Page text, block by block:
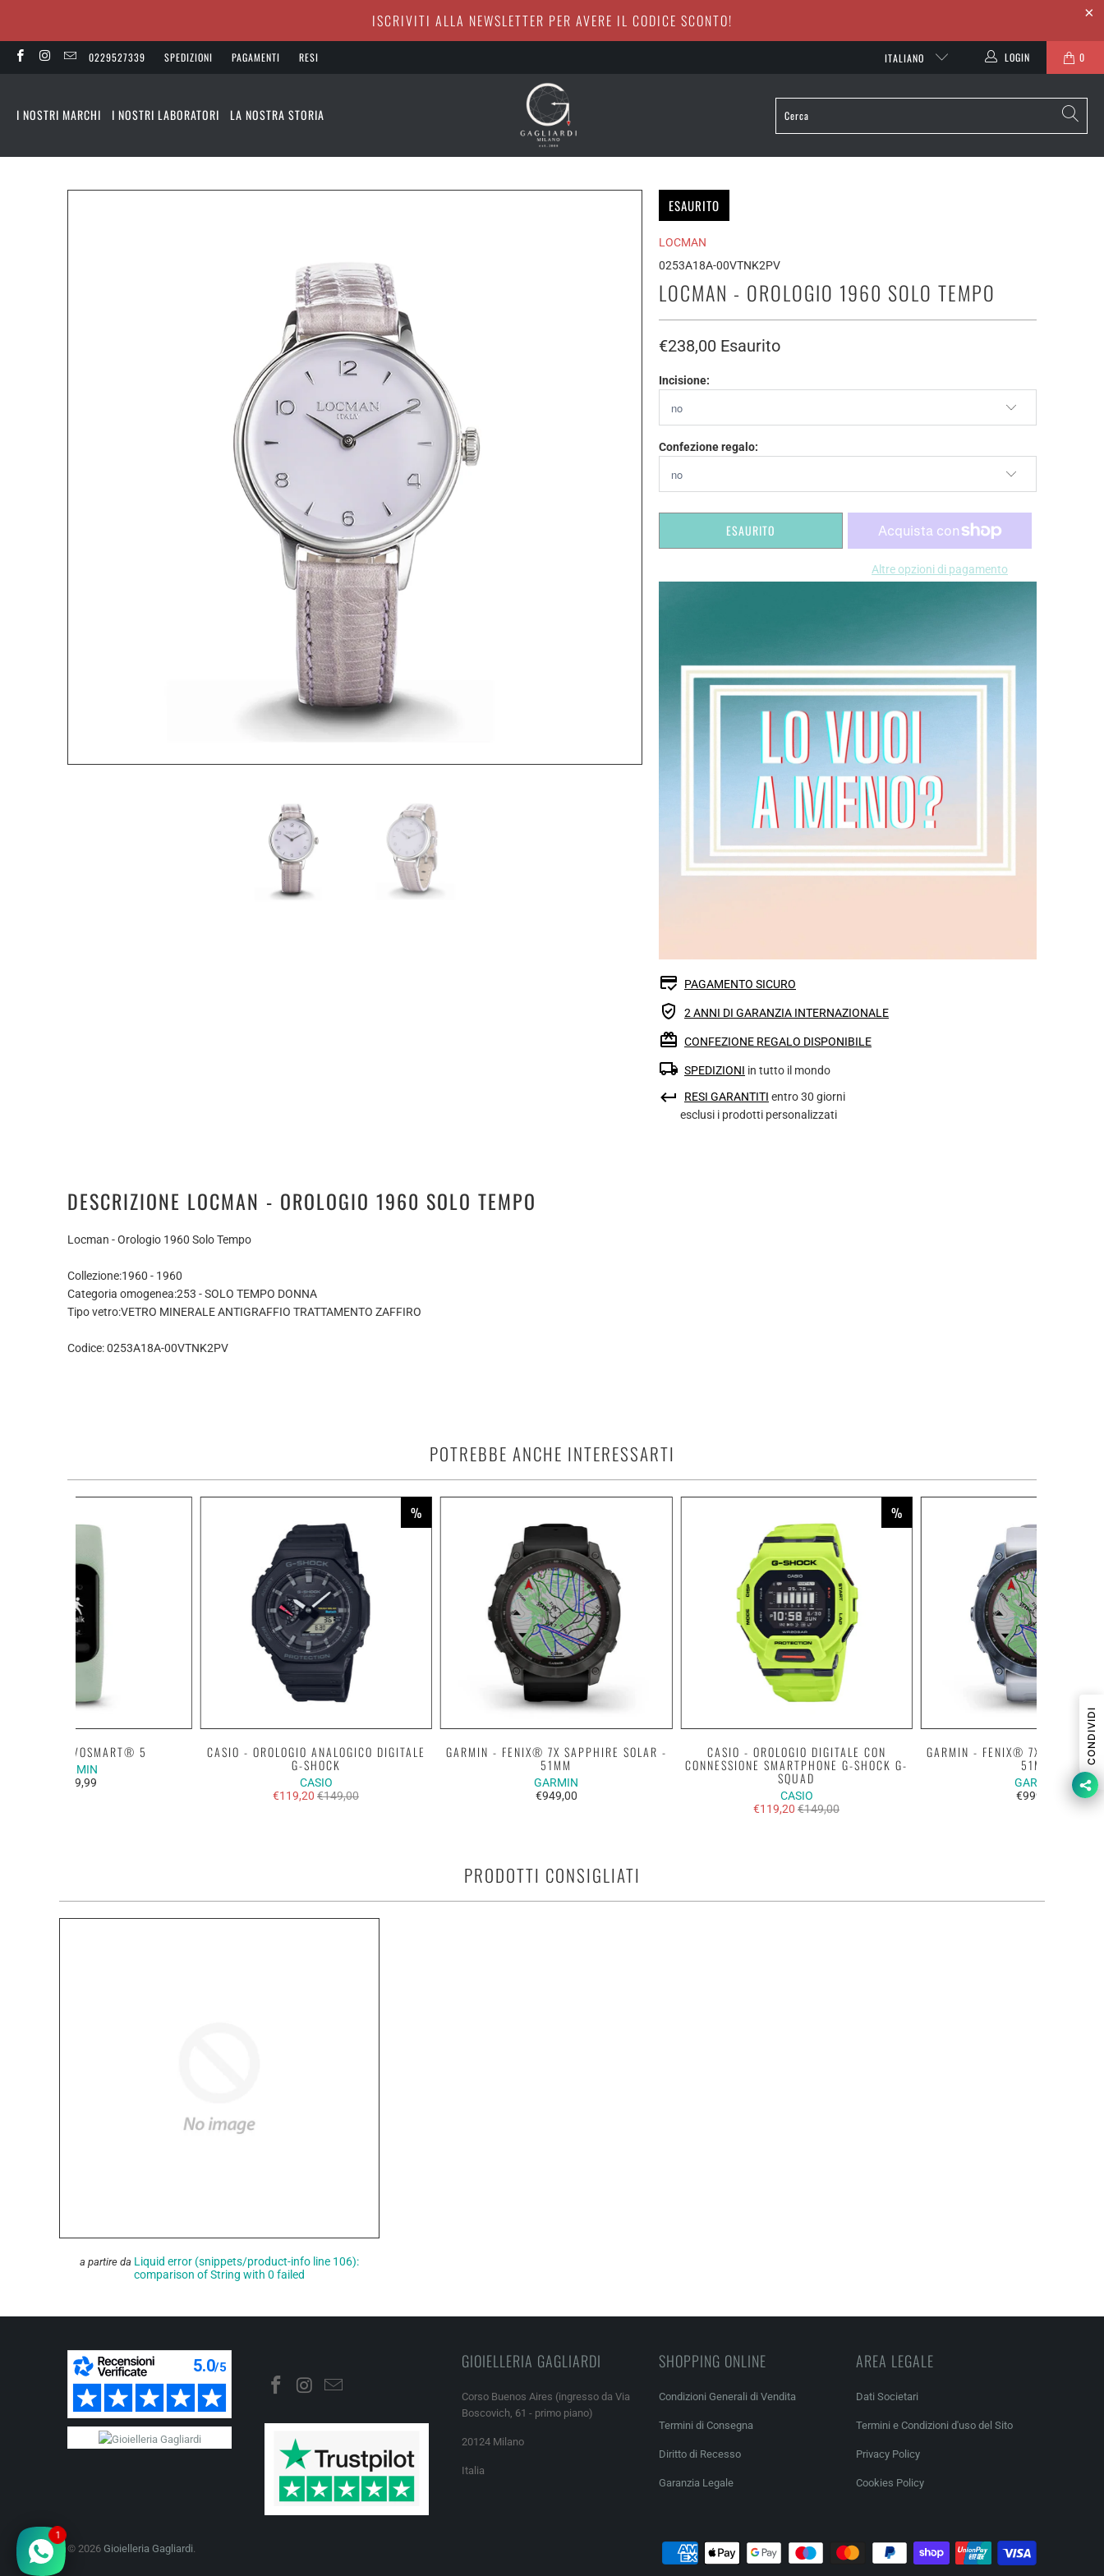
ISCRIVITI ALLA NEWSLETTER PER AVERE IL CODICE SCONTO!
0229527339 SPEDIZIONI PAGAMENTI RESI ITALIANO LOGIN 0
I NOSTRI MARCHI I NOSTRI LABORATORI LA NOSTRA STORIA
ESAURITO
LOCMAN
0253A18A-00VTNK2PV
LOCMAN - OROLOGIO 1960 SOLO TEMPO
€238,00 Esaurito
Incisione:
Confezione regalo:
ESAURITO
Altre opzioni di pagamento
PAGAMENTO SICURO
2 ANNI DI GARANZIA INTERNAZIONALE
CONFEZIONE REGALO DISPONIBILE
SPEDIZIONI in tutto il mondo
RESI GARANTITI entro 30 giorni
esclusi i prodotti personalizzati
DESCRIZIONE LOCMAN - OROLOGIO 1960 SOLO TEMPO
Locman - Orologio 1960 Solo Tempo
Collezione:1960 - 1960
Categoria omogenea:253 - SOLO TEMPO DONNA
Tipo vetro:VETRO MINERALE ANTIGRAFFIO TRATTAMENTO ZAFFIRO
Codice: 0253A18A-00VTNK2PV
POTREBBE ANCHE INTERESSARTI
GARMIN - FENIX® 7X SAPPHIRE SOLAR -
51MM
GARMIN
€949,00
%
CASIO - OROLOGIO DIGITALE CON
CONNESSIONE SMARTPHONE G-SHOCK G-
SQUAD
CASIO
€119,20€149,00
GARMIN - FENIX® 7X SAPPHIRE
51MM
GARMIN
€999,00
GARMIN - VÍVOSMART® 5
GARMIN
€149,99
%
CASIO - OROLOGIO ANALOGICO DIGITALE
G-SHOCK
CASIO
€119,20€149,00
PRODOTTI CONSIGLIATI
a partire da Liquid error (snippets/product-info line 106):
comparison of String with 0 failed
GIOIELLERIA GAGLIARDI
Corso Buenos Aires (ingresso da Via
Boscovich, 61 - primo piano)
20124 Milano
Italia
SHOPPING ONLINE
Condizioni Generali di Vendita
Termini di Consegna
Diritto di Recesso
Garanzia Legale
AREA LEGALE
Dati Societari
Termini e Condizioni d'uso del Sito
Privacy Policy
Cookies Policy
© 2026 Gioielleria Gagliardi
1
CONDIVIDI